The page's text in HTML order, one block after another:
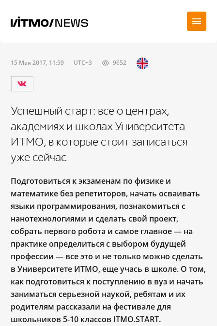
15 Мая 2017, 11:59 UTC+3 9652
Успешный старт: все о центрах,
академиях и школах Университета
ИТМО, в которые стоит записаться
уже сейчас
Подготовиться к экзаменам по физике и
математике без репетиторов, начать осваивать
языки программирования, познакомиться с
нанотехнологиями и сделать свой проект,
собрать первого робота и самое главное — на
практике определиться с выбором будущей
профессии — все это и не только можно сделать
в Университете ИТМО, еще учась в школе. О том,
как подготовиться к поступлению в вуз и начать
заниматься серьезной наукой, ребятам и их
родителям рассказали на фестивале для
школьников 5-10 классов ITMO.START.